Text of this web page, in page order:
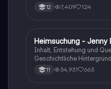
12 7,409 124
Deutsch
Heimsuchung - Jenny
Inhalt, Entstehung und
Geschichtliche
stil 11 34,931 663